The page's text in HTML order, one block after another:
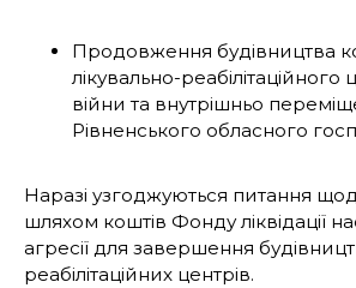
Продовження будівництва
лікувально-реабілітаційного
війни та внутрішньо
Рівненського обласного
Наразі узгоджуються питання
шляхом коштів Фонду ліквідації
агресії для завершення
реабілітаційних центрів.